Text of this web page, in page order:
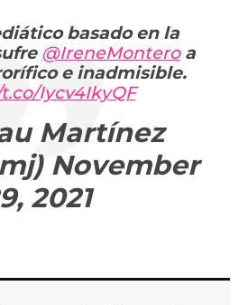
basado en la
@IreneMonteroa
e inadmisible.
Iycv4IkyQF
Martínez
November
2021